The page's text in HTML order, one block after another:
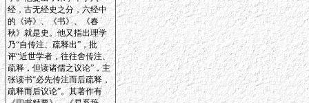
经，古无经史之分，六经中
的《诗》、《书》、《春
秋》就是史。他又指出理学
乃“自传注、疏释出”，批
评“近世学者，往往舍传注、
疏释，但读诸儒之议论”，主
张读书“必先传注而后疏释，
疏释而后议论”。其著作有